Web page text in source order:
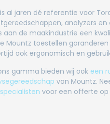
al jaren dé referentie voor
analyzers en
aan de maakindustrie een
Mountz toestellen
ook ergonomisch en
gamma bieden wij ook een
van Mountz.
voor een offerte